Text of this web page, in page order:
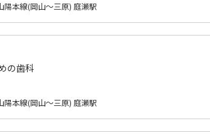
本線(岡山～三原) 庭瀬駅
の歯科
本線(岡山～三原) 庭瀬駅